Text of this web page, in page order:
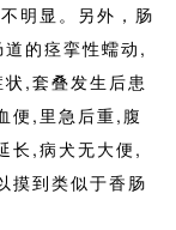
明显。另外，肠
的痉挛性蠕动,
,套叠发生后患
便,里急后重,腹
长,病犬无大便,
摸到类似于香肠